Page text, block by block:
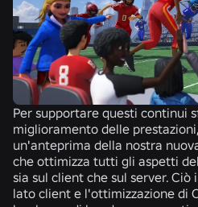
Per supportare questi continui
miglioramento delle
un'anteprima della nostra
che ottimizza tutti gli aspetti
sia sul client che sul server.
lato client e l'ottimizzazione di